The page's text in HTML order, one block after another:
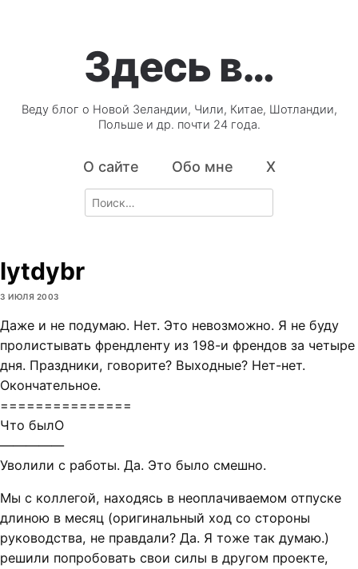
Здесь в…
Веду блог о Новой Зеландии, Чили, Китае, Шотландии,
Польше и др. почти 24 года.
О сайте Обо мне X
Search
for:
lytdybr
3 ИЮЛЯ 2003
Даже и не подумаю. Нет. Это невозможно. Я не буду
пролистывать френдленту из 198-и френдов за четыре
дня. Праздники, говорите? Выходные? Нет-нет.
Окончательное.
===============
Что былО
—————
Уволили с работы. Да. Это было смешно.
Мы с коллегой, находясь в неоплачиваемом отпуске
длиною в месяц (оригинальный ход со стороны
руководства, не правдали? Да. Я тоже так думаю.)
решили попробовать свои силы в другом проекте,